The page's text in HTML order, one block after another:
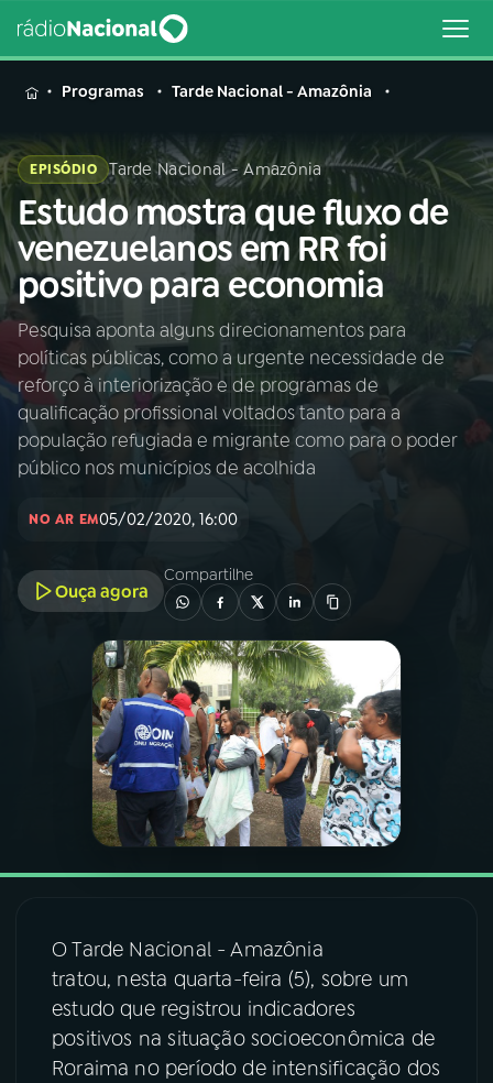
MENU
Buscar
na
Rádio
Nacional
Buscar
AO VIVO
INÍCIO
02 A RÁDIO
04PROGRAMAS
PODCASTS
VIDEOCASTS
ÚLTIMAS
ACOMPANHE A RÁDIO NACIONAL
YouTube Facebook
Programas Tarde Nacional - Amazônia
EPISÓDIO Tarde Nacional - Amazônia
Estudo mostra que fluxo de
venezuelanos em RR foi
positivo para economia
Pesquisa aponta alguns direcionamentos para
políticas públicas, como a urgente necessidade de
reforço à interiorização e de programas de
qualificação profissional voltados tanto para a
população refugiada e migrante como para o poder
público nos municípios de acolhida
NO AR EM05/02/2020, 16:00
Ouça agora
Compartilhe
O Tarde Nacional - Amazônia
tratou, nesta quarta-feira (5), sobre um
estudo que registrou indicadores
positivos na situação socioeconômica de
Roraima no período de intensificação dos